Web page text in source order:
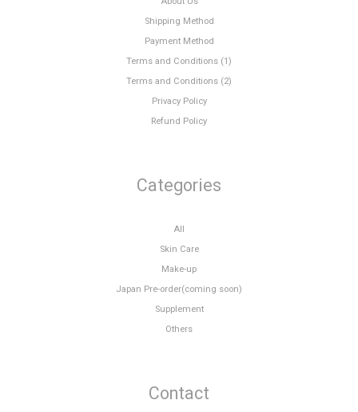
Shipping Method
Payment Method
Terms and Conditions (1)
Terms and Conditions (2)
Privacy Policy
Refund Policy
Categories
All
Skin Care
Make-up
Japan Pre-order(coming soon)
Supplement
Others
Contact